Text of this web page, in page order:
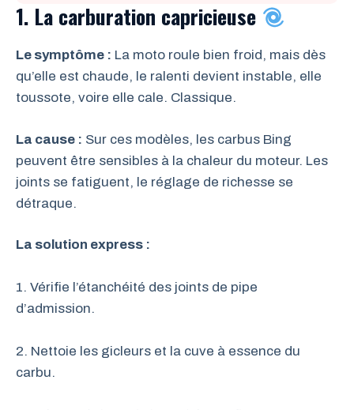
1. La carburation capricieuse
Le symptôme : La moto roule bien froid, mais dès
qu’elle est chaude, le ralenti devient instable, elle
toussote, voire elle cale. Classique.
La cause : Sur ces modèles, les carbus Bing
peuvent être sensibles à la chaleur du moteur. Les
joints se fatiguent, le réglage de richesse se
détraque.
La solution express :
1. Vérifie l’étanchéité des joints de pipe
d’admission.
2. Nettoie les gicleurs et la cuve à essence du
carbu.